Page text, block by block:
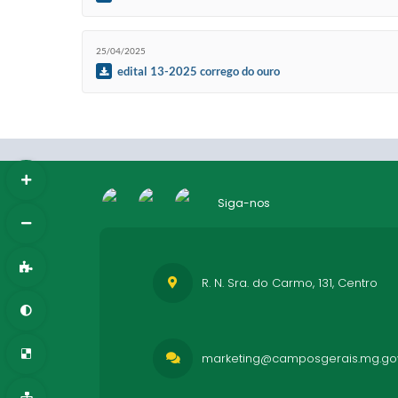
25/04/2025
edital 13-2025 corrego do ouro
Siga-nos
R. N. Sra. do Carmo, 131, Centro